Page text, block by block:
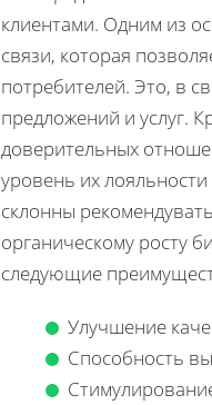
клиентами. Одним из
связи, которая
потребителей. Это, в
предложений и услуг.
доверительных
уровень их
склонны
органическому росту
следующие
Улучшение
Способность